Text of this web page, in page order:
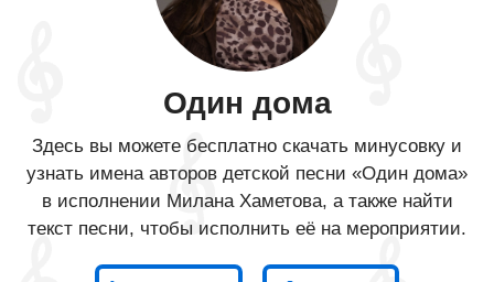
Один дома
Здесь вы можете бесплатно скачать минусовку и
узнать имена авторов детской песни «Один дома»
в исполнении Милана Хаметова, а также найти
текст песни, чтобы исполнить её на мероприятии.